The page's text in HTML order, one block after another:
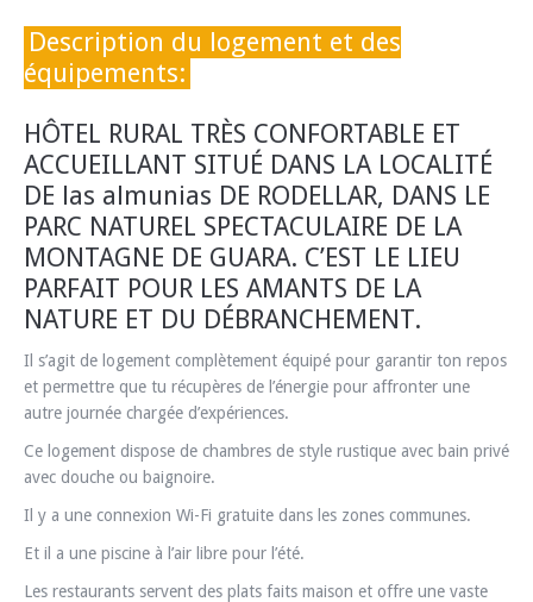
Description du logement et des
équipements:
HÔTEL RURAL TRÈS CONFORTABLE ET
ACCUEILLANT SITUÉ DANS LA LOCALITÉ
DE las almunias DE RODELLAR, DANS LE
PARC NATUREL SPECTACULAIRE DE LA
MONTAGNE DE GUARA. C’EST LE LIEU
PARFAIT POUR LES AMANTS DE LA
NATURE ET DU DÉBRANCHEMENT.
Il s’agit de logement complètement équipé pour garantir ton repos
et permettre que tu récupères de l’énergie pour affronter une
autre journée chargée d’expériences.
Ce logement dispose de chambres de style rustique avec bain privé
avec douche ou baignoire.
Il y a une connexion Wi-Fi gratuite dans les zones communes.
Et il a une piscine à l’air libre pour l’été.
Les restaurants servent des plats faits maison et offre une vaste